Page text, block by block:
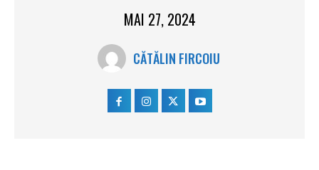
MAI 27, 2024
CĂTĂLIN FIRCOIU